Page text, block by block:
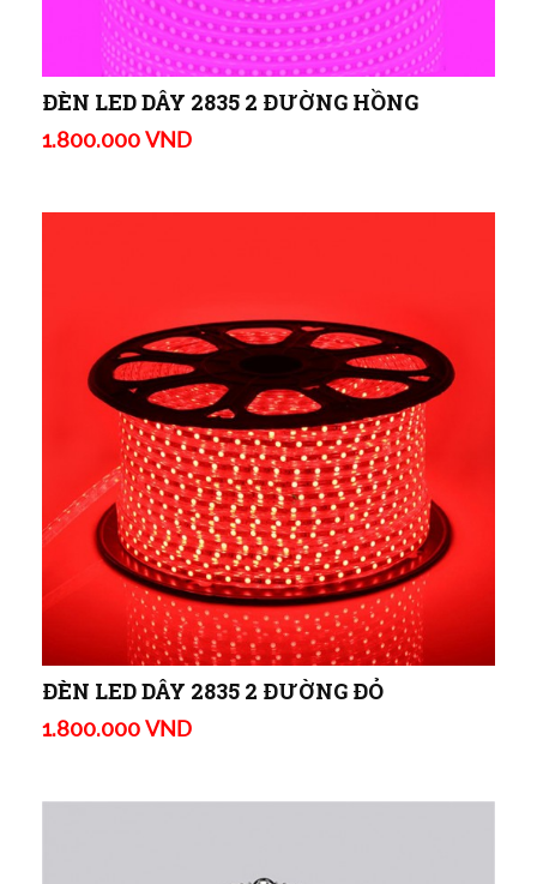
ĐÈN LED DÂY 2835 2 ĐƯỜNG HỒNG
1.800.000 VND
ĐÈN LED DÂY 2835 2 ĐƯỜNG ĐỎ
1.800.000 VND